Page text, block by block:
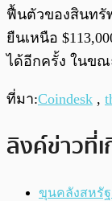
ฟื้นตัวของสินทรั
ยืนเหนือ
ได้อีกครั้ง ในขณ
ที่มา:Coindesk ,
ลิงค์ข่าวที่
ขุนคลังสหรัฐ